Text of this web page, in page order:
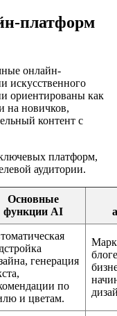
платформ
онлайн-
искусственного
ориентированы как
на новичков,
контент с
платформ,
аудитории.
Основные
функции AI
генерация
по
и цветам.